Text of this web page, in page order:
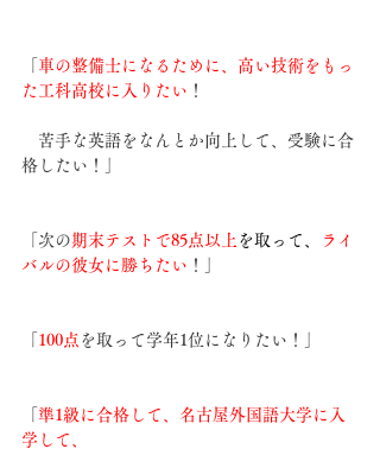
車の整備士になるために、高い技術をもっ
た工科高校に入りたい ！
苦手な英語をなんとか向上して、受験に合
格したい！」
「次の期末テストで85点以上 を取って、
ライ
バルの彼女に勝ちたい ！」
100点 を取って学年1位になりたい！」
準1級に合格して、名古屋外国語大学に入
学して、